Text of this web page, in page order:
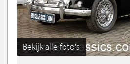
Bekijk alle foto's